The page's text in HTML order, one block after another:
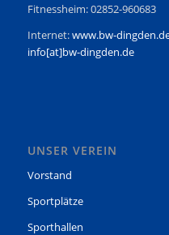
Fitnessheim: 02852-960683
Internet:www.bw-
info[at]bw-dingden.de
UNSER VEREIN
Vorstand
Sportplätze
Sporthallen